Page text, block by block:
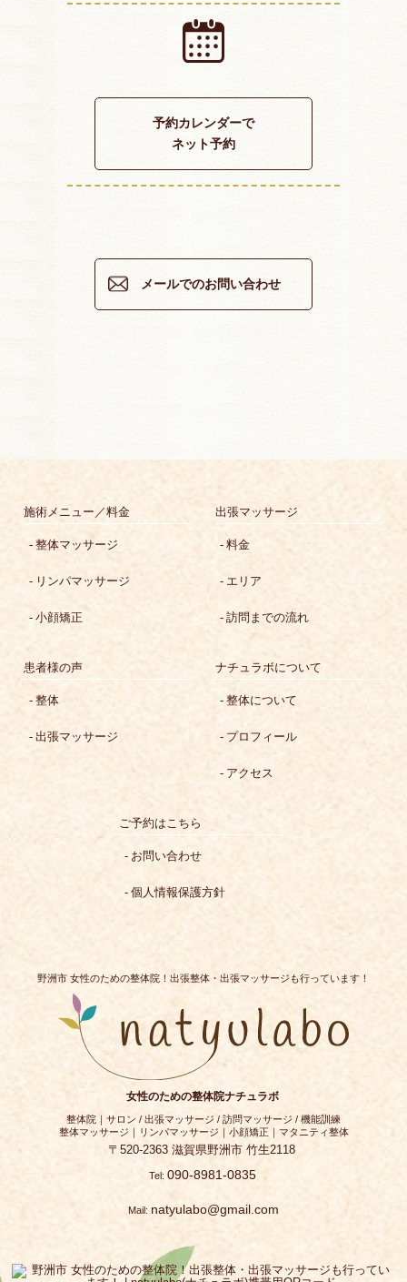
予約カレンダーで
ネット予約
メールでのお問い合わせ
施術メニュー／料金
整体マッサージ
リンパマッサージ
小顔矯正
出張マッサージ
料金
エリア
訪問までの流れ
患者様の声
整体
出張マッサージ
ナチュラボについて
整体について
プロフィール
アクセス
ご予約はこちら
お問い合わせ
個人情報保護方針
野洲市 女性のための整体院！出張整体・出張マッサージも行っています！
女性のための整体院ナチュラボ
整体院｜サロン / 出張マッサージ / 訪問マッサージ / 機能訓練
整体マッサージ｜リンパマッサージ｜小顔矯正｜マタニティ整体
〒520-2363 滋賀県野洲市 竹生2118
Tel: 090-8981-0835
Mail: natyulabo@gmail.com